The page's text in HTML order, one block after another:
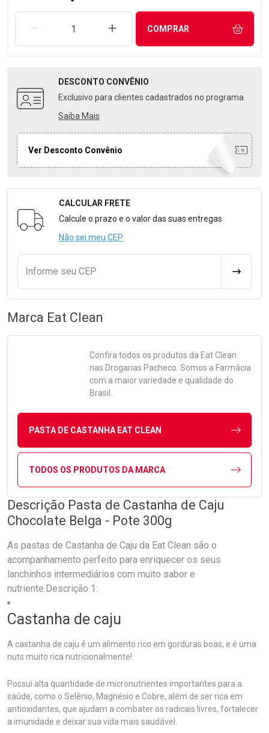
REMOVER UMA UNIDADEAUMENTAR UMA UNIDADE
COMPRAR
DESCONTO CONVÊNIO
Exclusivo para clientes cadastrados no programa
Saiba Mais
Ver Desconto Convênio
Formulário para Calcular o Frete
CALCULAR FRETE
Calcule o prazo e o valor das suas entregas
Não sei meu CEP
Informe seu CEP
Marca Eat Clean
Confira todos os produtos da Eat Clean
nas Drogarias Pacheco. Somos a Farmácia
com a maior variedade e qualidade do
Brasil.
PASTA DE CASTANHA EAT CLEAN
TODOS OS PRODUTOS DA MARCA
Descrição Pasta de Castanha de Caju
Chocolate Belga - Pote 300g
As pastas de Castanha de Caju da Eat Clean são o
acompanhamento perfeito para enriquecer os seus
lanchinhos intermediários com muito sabor e
nutriente.Descrição 1:
Castanha de caju
A castanha de caju é um alimento rico em gorduras boas, e é uma
nuts muito rica nutricionalmente!
Possui alta quantidade de micronutrientes importantes para a
saúde, como o Selênio, Magnésio e Cobre, além de ser rica em
antioxidantes, que ajudam a combater os radicais livres, fortalecer
a imunidade e deixar sua vida mais saudável.